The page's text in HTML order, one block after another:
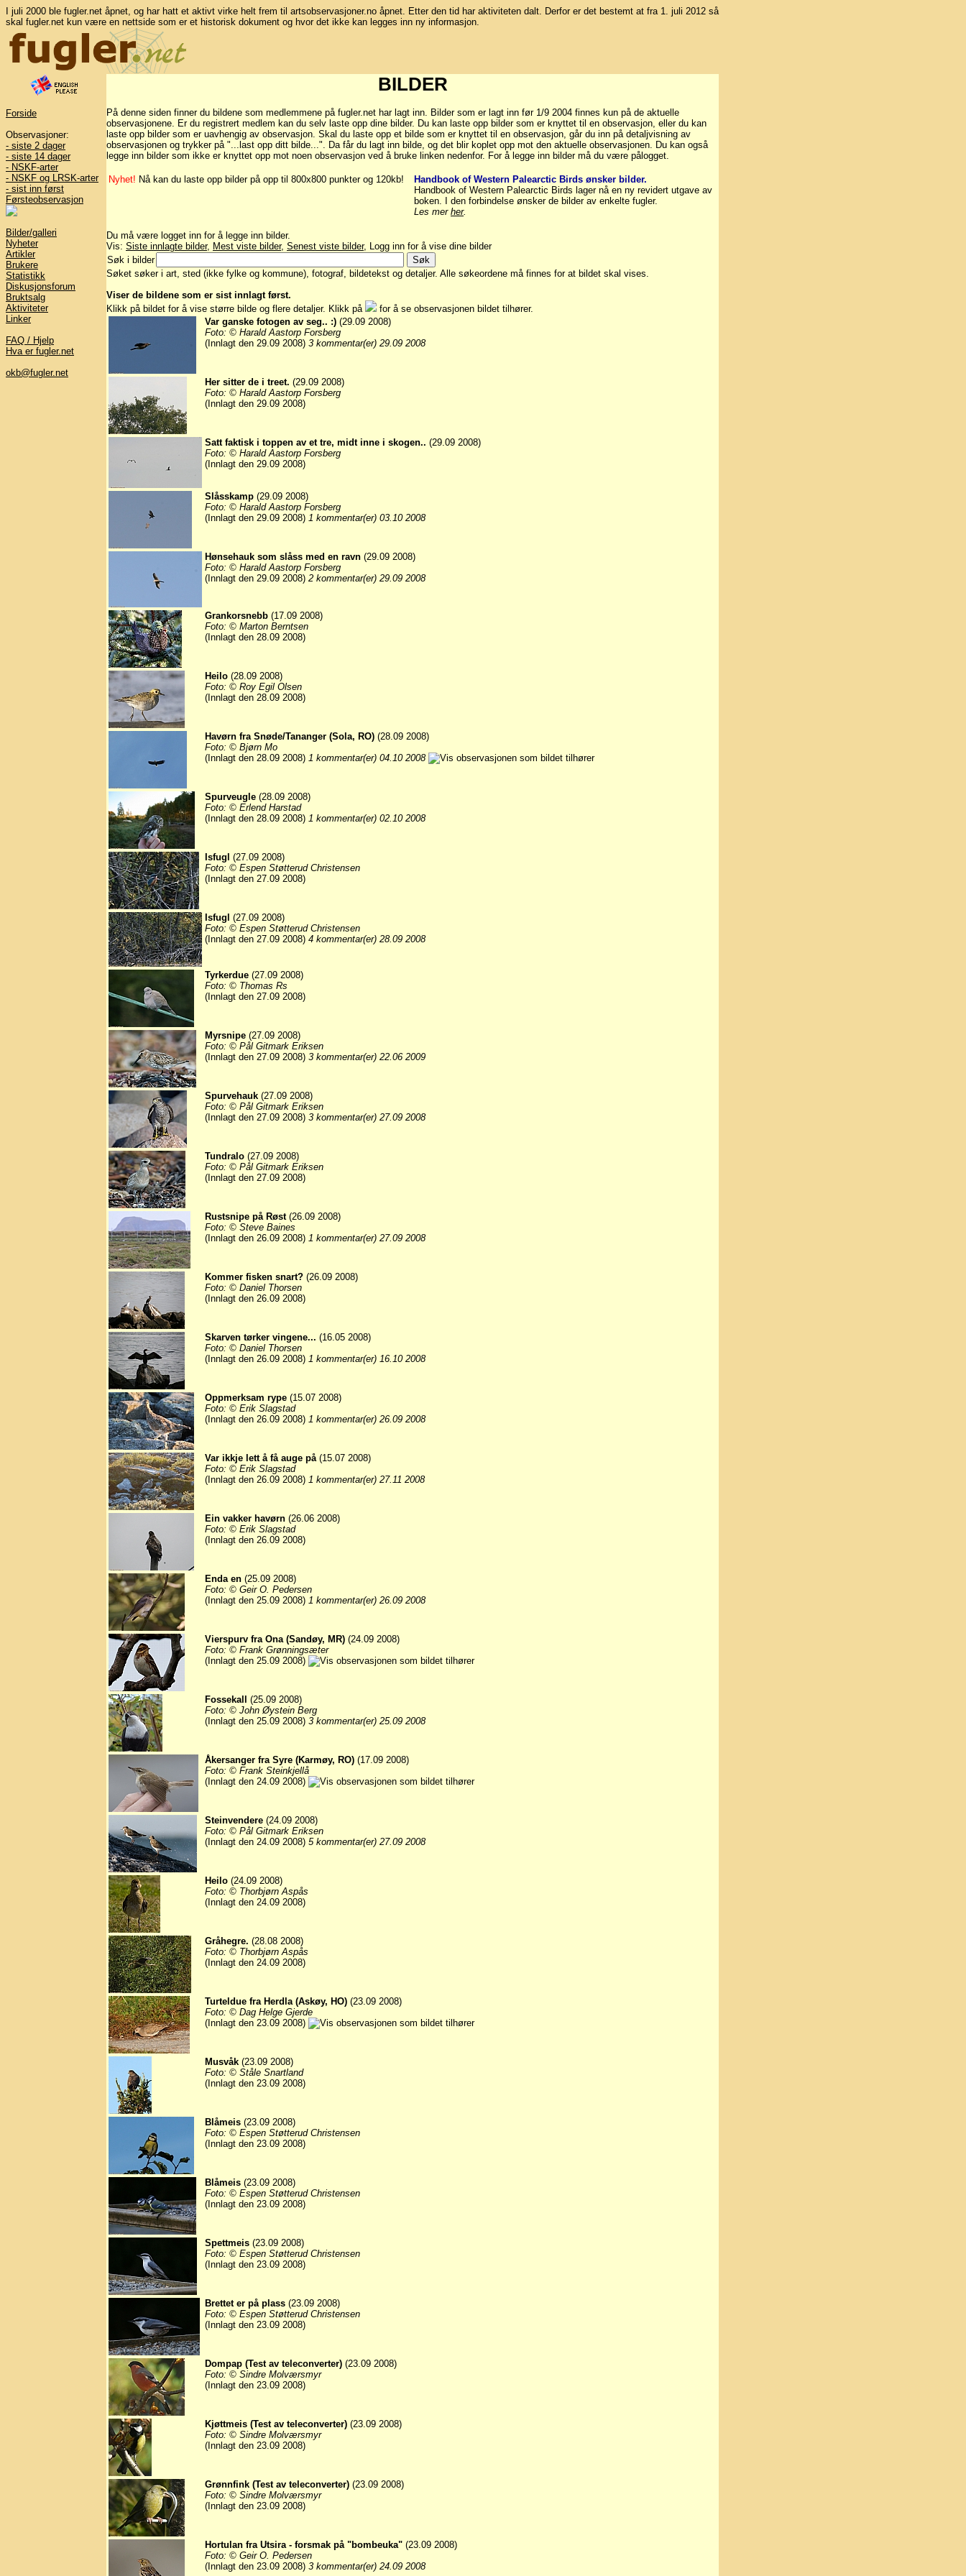
I juli 2000 ble fugler.net åpnet, og har hatt et aktivt virke helt frem til artsobservasjoner.no åpnet. Etter den tid har aktiviteten dalt. Derfor er det bestemt at fra 1. juli 2012 så
skal fugler.net kun være en nettside som er et historisk dokument og hvor det ikke kan legges inn ny informasjon.
Forside
Observasjoner:
- siste 2 dager
- siste 14 dager
- NSKF-arter
- NSKF og LRSK-arter
- sist inn først
Førsteobservasjon
Bilder/galleri
Nyheter
Artikler
Brukere
Statistikk
Diskusjonsforum
Bruktsalg
Aktiviteter
Linker
FAQ / Hjelp
Hva er fugler.net
okb@fugler.net
BILDER
På denne siden finner du bildene som medlemmene på fugler.net har lagt inn. Bilder som er lagt inn før 1/9 2004 finnes kun på de aktuelle
observasjonene. Er du registrert medlem kan du selv laste opp dine bilder. Du kan laste opp bilder som er knyttet til en observasjon, eller du kan
laste opp bilder som er uavhengig av observasjon. Skal du laste opp et bilde som er knyttet til en observasjon, går du inn på detaljvisning av
observasjonen og trykker på "...last opp ditt bilde...". Da får du lagt inn bilde, og det blir koplet opp mot den aktuelle observasjonen. Du kan også
legge inn bilder som ikke er knyttet opp mot noen observasjon ved å bruke linken nedenfor. For å legge inn bilder må du være pålogget.
Nyhet! Nå kan du laste opp bilder på opp til 800x800 punkter og 120kb!
Handbook of Western Palearctic Birds ønsker bilder.
Handbook of Western Palearctic Birds lager nå en ny revidert utgave av
boken. I den forbindelse ønsker de bilder av enkelte fugler.
Les mer her.
Du må være logget inn for å legge inn bilder.
Vis: Siste innlagte bilder, Mest viste bilder, Senest viste bilder, Logg inn for å vise dine bilder
Søk i bilder
Søket søker i art, sted (ikke fylke og kommune), fotograf, bildetekst og detaljer. Alle søkeordene må finnes for at bildet skal vises.
Viser de bildene som er sist innlagt først.
Klikk på bildet for å vise større bilde og flere detaljer. Klikk på
for å se observasjonen bildet tilhører.
Var ganske fotogen av seg.. :) (29.09 2008)
Foto: © Harald Aastorp Forsberg
(Innlagt den 29.09 2008) 3 kommentar(er) 29.09 2008
Her sitter de i treet. (29.09 2008)
Foto: © Harald Aastorp Forsberg
(Innlagt den 29.09 2008)
Satt faktisk i toppen av et tre, midt inne i skogen.. (29.09 2008)
Foto: © Harald Aastorp Forsberg
(Innlagt den 29.09 2008)
Slåsskamp (29.09 2008)
Foto: © Harald Aastorp Forsberg
(Innlagt den 29.09 2008) 1 kommentar(er) 03.10 2008
Hønsehauk som slåss med en ravn (29.09 2008)
Foto: © Harald Aastorp Forsberg
(Innlagt den 29.09 2008) 2 kommentar(er) 29.09 2008
Grankorsnebb (17.09 2008)
Foto: © Marton Berntsen
(Innlagt den 28.09 2008)
Heilo (28.09 2008)
Foto: © Roy Egil Olsen
(Innlagt den 28.09 2008)
Havørn fra Snøde/Tananger (Sola, RO) (28.09 2008)
Foto: © Bjørn Mo
(Innlagt den 28.09 2008) 1 kommentar(er) 04.10 2008
Spurveugle (28.09 2008)
Foto: © Erlend Harstad
(Innlagt den 28.09 2008) 1 kommentar(er) 02.10 2008
Isfugl (27.09 2008)
Foto: © Espen Støtterud Christensen
(Innlagt den 27.09 2008)
Isfugl (27.09 2008)
Foto: © Espen Støtterud Christensen
(Innlagt den 27.09 2008) 4 kommentar(er) 28.09 2008
Tyrkerdue (27.09 2008)
Foto: © Thomas Rs
(Innlagt den 27.09 2008)
Myrsnipe (27.09 2008)
Foto: © Pål Gitmark Eriksen
(Innlagt den 27.09 2008) 3 kommentar(er) 22.06 2009
Spurvehauk (27.09 2008)
Foto: © Pål Gitmark Eriksen
(Innlagt den 27.09 2008) 3 kommentar(er) 27.09 2008
Tundralo (27.09 2008)
Foto: © Pål Gitmark Eriksen
(Innlagt den 27.09 2008)
Rustsnipe på Røst(26.09 2008)
Foto: © Steve Baines
(Innlagt den 26.09 2008) 1 kommentar(er) 27.09 2008
Kommer fisken snart? (26.09 2008)
Foto: © Daniel Thorsen
(Innlagt den 26.09 2008)
Skarven tørker vingene... (16.05 2008)
Foto: © Daniel Thorsen
(Innlagt den 26.09 2008) 1 kommentar(er) 16.10 2008
Oppmerksam rype (15.07 2008)
Foto: © Erik Slagstad
(Innlagt den 26.09 2008) 1 kommentar(er) 26.09 2008
Var ikkje lett å få auge på(15.07 2008)
Foto: © Erik Slagstad
(Innlagt den 26.09 2008) 1 kommentar(er) 27.11 2008
Ein vakker havørn (26.06 2008)
Foto: © Erik Slagstad
(Innlagt den 26.09 2008)
Enda en (25.09 2008)
Foto: © Geir O. Pedersen
(Innlagt den 25.09 2008) 1 kommentar(er) 26.09 2008
Vierspurv fra Ona (Sandøy, MR) (24.09 2008)
Foto: © Frank Grønningsæter
(Innlagt den 25.09 2008)
Fossekall
(25.09 2008)
Foto: © John Øystein Berg
(Innlagt den 25.09 2008) 3 kommentar(er) 25.09 2008
Åkersanger fra Syre (Karmøy, RO) (17.09 2008)
Foto: © Frank Steinkjellå
(Innlagt den 24.09 2008)
Steinvendere (24.09 2008)
Foto: © Pål Gitmark Eriksen
(Innlagt den 24.09 2008) 5 kommentar(er) 27.09 2008
Heilo (24.09 2008)
Foto: © Thorbjørn Aspås
(Innlagt den 24.09 2008)
Gråhegre. (28.08 2008)
Foto: © Thorbjørn Aspås
(Innlagt den 24.09 2008)
Turteldue fra Herdla (Askøy, HO) (23.09 2008)
Foto: © Dag Helge Gjerde
(Innlagt den 23.09 2008)
Musvåk (23.09 2008)
Foto: © Ståle Snartland
(Innlagt den 23.09 2008)
Blåmeis (23.09 2008)
Foto: © Espen Støtterud Christensen
(Innlagt den 23.09 2008)
Blåmeis (23.09 2008)
Foto: © Espen Støtterud Christensen
(Innlagt den 23.09 2008)
Spettmeis (23.09 2008)
Foto: © Espen Støtterud Christensen
(Innlagt den 23.09 2008)
Brettet er på plass (23.09 2008)
Foto: © Espen Støtterud Christensen
(Innlagt den 23.09 2008)
Dompap (Test av teleconverter) (23.09 2008)
Foto: © Sindre Molværsmyr
(Innlagt den 23.09 2008)
Kjøttmeis (Test av teleconverter) (23.09 2008)
Foto: © Sindre Molværsmyr
(Innlagt den 23.09 2008)
Grønnfink (Test av teleconverter) (23.09 2008)
Foto: © Sindre Molværsmyr
(Innlagt den 23.09 2008)
Hortulan fra Utsira - forsmak på "bombeuka" (23.09 2008)
Foto: © Geir O. Pedersen
(Innlagt den 23.09 2008) 3 kommentar(er) 24.09 2008